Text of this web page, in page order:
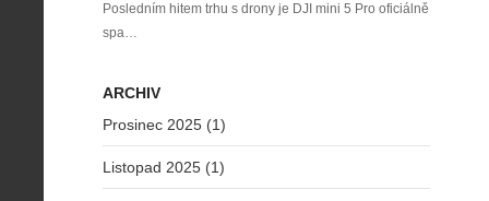
Posledním hitem trhu s drony je DJI mini 5 Pro oficiálně
spa…
ARCHIV
Prosinec 2025 (1)
Listopad 2025 (1)